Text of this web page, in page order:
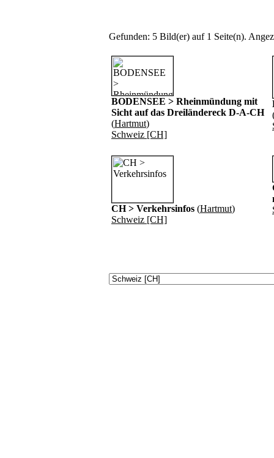
Gefunden: 5 Bild(er) auf 1 Seite(n).
BODENSEE > Rheinmündung mit
Sicht auf das Dreiländereck D-A-CH
(Hartmut)
Schweiz [CH]
CH > Verkehrsinfos (Hartmut)
Schweiz [CH]